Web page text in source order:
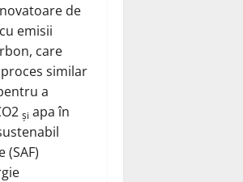
de
emisii
care
similar
a
și apa în
(SAF)